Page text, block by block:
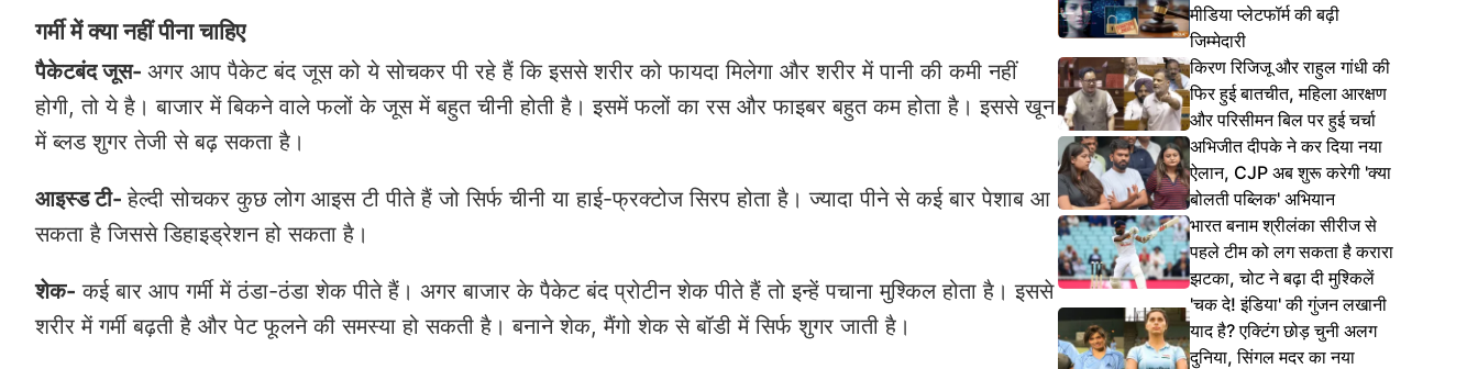
गर्मी में क्या नहीं पीना चाहिए
पैकेटबंद जूस- अगर आप पैकेट बंद जूस को ये सोचकर पी रहे हैं कि इससे शरीर को फायदा मिलेगा और शरीर में पानी की कमी नहीं
होगी, तो ये है। बाजार में बिकने वाले फलों के जूस में बहुत चीनी होती है। इसमें फलों का रस और फाइबर बहुत कम होता है। इससे खून
में ब्लड शुगर तेजी से बढ़ सकता है।
आइस्ड टी-हेल्दी सोचकर कुछ लोग आइस टी पीते हैं जो सिर्फ चीनी या हाई-फ्रक्टोज सिरप होता है। ज्यादा पीने से कई बार पेशाब आ
सकता है जिससे डिहाइड्रेशन हो सकता है।
शेक- कई बार आप गर्मी में ठंडा-ठंडा शेक पीते हैं। अगर बाजार के पैकेट बंद प्रोटीन शेक पीते हैं तो इन्हें पचाना मुश्किल होता है। इससे
शरीर में गर्मी बढ़ती है और पेट फूलने की समस्या हो सकती है। बनाने शेक, मैंगो शेक से बॉडी में सिर्फ शुगर जाती है।
मीडिया प्लेटफॉर्म की बढ़ी
जिम्मेदारी
किरण रिजिजू और राहुल गांधी की
फिर हुई बातचीत, महिला आरक्षण
और परिसीमन बिल पर हुई चर्चा
अभिजीत दीपके ने कर दिया नया
ऐलान, CJP अब शुरू करेगी 'क्या
बोलती पब्लिक' अभियान
भारत बनाम श्रीलंका सीरीज से
पहले टीम को लग सकता है करारा
झटका, चोट ने बढ़ा दी मुश्किलें
'चक दे! इंडिया' की गुंजन लखानी
याद है? एक्टिंग छोड़ चुनी अलग
दुनिया, सिंगल मदर का नया